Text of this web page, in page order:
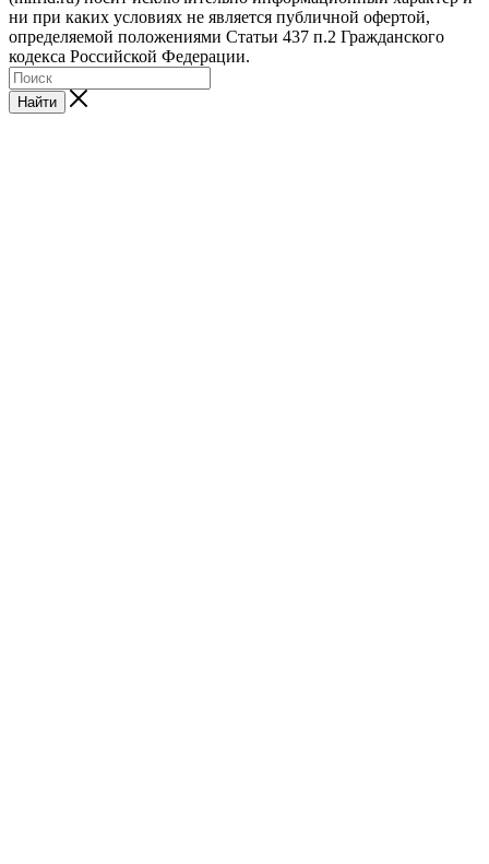
ни при каких условиях не является публичной офертой,
определяемой положениями Статьи 437 п.2 Гражданского
кодекса Российской Федерации.
Найти